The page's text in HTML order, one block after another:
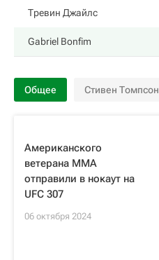
Тревин Джайлс
Gabriel Bonfim
Общее Стивен Томпсон
Американского
ветерана ММА
отправили в нокаут на
UFC 307
06 октября 2024